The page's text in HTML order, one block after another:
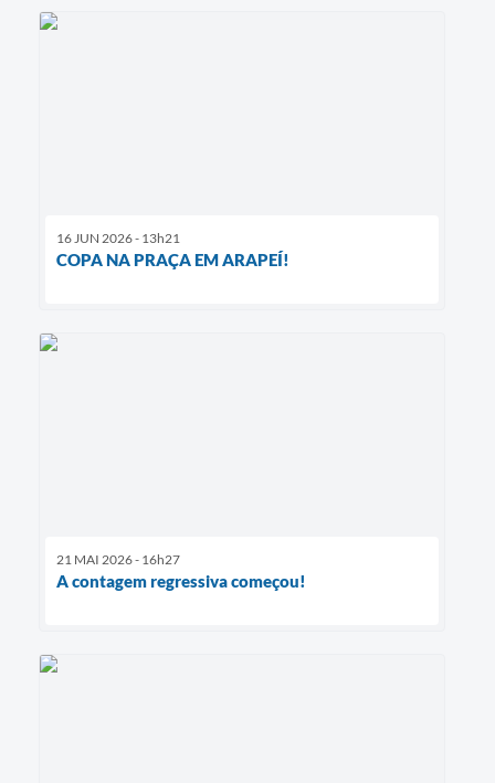
16 JUN 2026 - 13h21
COPA NA PRAÇA EM ARAPEÍ!
21 MAI 2026 - 16h27
A contagem regressiva começou!